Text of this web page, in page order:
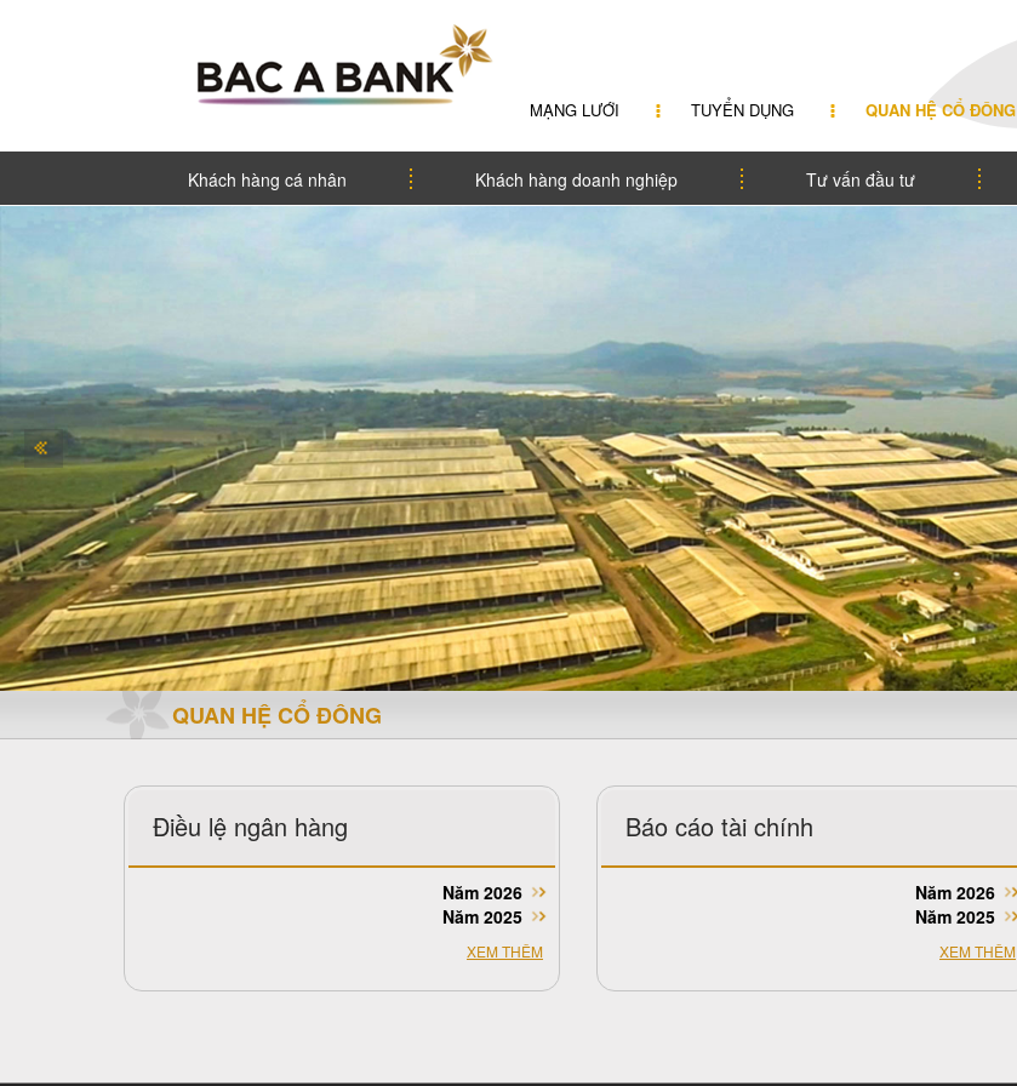
MẠNG LƯỚI TUYỂN DỤNG QUAN HỆ CỔ ĐÔNG
Khách hàng cá nhân Khách hàng doanh nghiệp Tư vấn đầu tư
QUAN HỆ CỔ ĐÔNG
Điều lệ ngân hàng
Năm 2026
Năm 2025
XEM THÊM
Báo cáo tài chính
Năm 2026
Năm 2025
XEM THÊM